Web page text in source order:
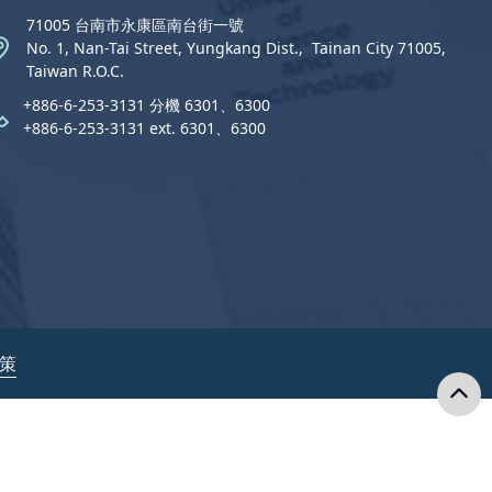
71005 台南市永康區南台街一號
No. 1, Nan-Tai Street, Yungkang Dist.,  Tainan City 71005,
Taiwan R.O.C.
+886-6-253-3131 分機 6301、6300
+886-6-253-3131 ext. 6301、6300